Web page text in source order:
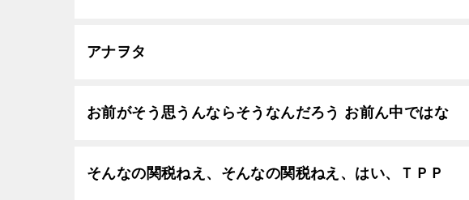
アナヲタ
お前がそう思うんならそうなんだろう お前ん中ではな
そんなの関税ねえ、そんなの関税ねえ、はい、ＴＰＰ